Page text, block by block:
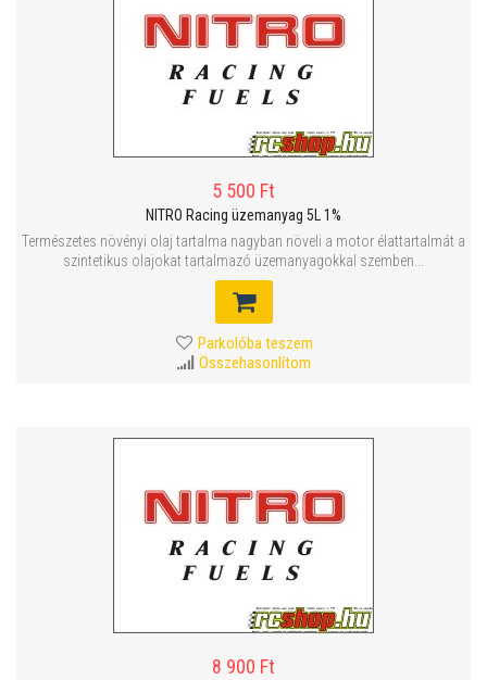
5 500 Ft
NITRO Racing üzemanyag 5L 1%
Természetes növényi olaj tartalma nagyban növeli a motor élattartalmát a
szintetikus olajokat tartalmazó üzemanyagokkal szemben...
Parkolóba teszem
Összehasonlítom
8 900 Ft